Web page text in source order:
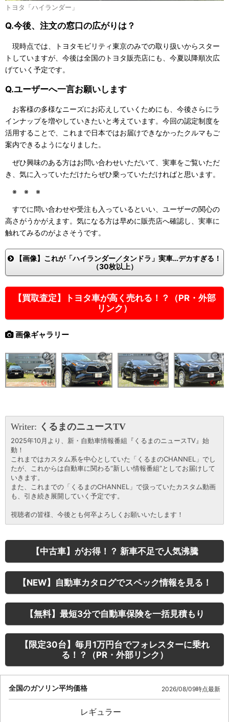
トヨタ「ハイランダー」
Q.今後、注文の窓口の広がりは？
現時点では、トヨタモビリティ東京のみでの取り扱いからスター
トしていますが、今後は全国のトヨタ販売店にも、今夏以降順次広
げていく予定です。
Q.ユーザーへ一言お願いします
お客様の多様なニーズにお応えしていくためにも、今後さらにラ
インナップを増やしていきたいと考えています。今回の認定制度を
活用することで、これまで日本ではお届けできなかったクルマもご
案内できるようになりました。
ぜひ興味のある方はお問い合わせいただいて、実車をご覧いただ
き、気に入っていただけたらぜひ乗っていただければと思います。
※ ※ ※
すでに問い合わせや受注も入っているといい、ユーザーの関心の
高さがうかがえます。気になる方は早めに販売店へ確認し、実車に
触れてみるのがよさそうです。
【画像】これが「ハイランダー／タンドラ」実車…デカすぎる！
（30枚以上）
【買取査定】トヨタ車が高く売れる！？（PR・外部
リンク）
画像ギャラリー
Writer: くるまのニュースTV
2025年10月より、新・自動車情報番組『くるまのニュースTV』始
動！
これまではカスタム系を中心としていた「くるまのCHANNEL」でし
たが、これからは自動車に関わる“新しい情報番組”としてお届けして
いきます。
また、これまでの「くるまのCHANNEL」で扱っていたカスタム動画
も、引き続き展開していく予定です。
視聴者の皆様、今後とも何卒よろしくお願いいたします！
【中古車】がお得！？ 新車不足で人気沸騰
【NEW】自動車カタログでスペック情報を見る！
【無料】最短3分で自動車保険を一括見積もり
【限定30台】毎月1万円台でフォレスターに乗れ
る！？（PR・外部リンク）
全国のガソリン平均価格 2026/08/09時点最新
レギュラー